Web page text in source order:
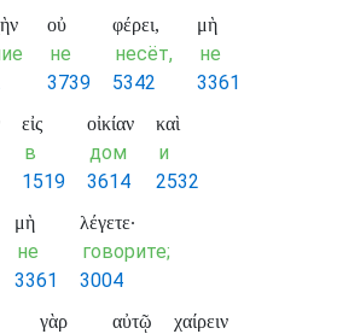
οὐ
не
3739
φέρει,
несёт,
5342
μὴ
не
3361
εἰς
в
1519
οἰκίαν
дом
3614
καὶ
и
2532
μὴ
не
3361
λέγετε·
говорите;
3004
γὰρ αὐτῷ χαίρειν